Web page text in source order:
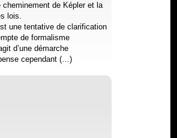
cheminement de Képler et la
lois.
une tentative de clarification
de formalisme
d’une démarche
cependant (…)